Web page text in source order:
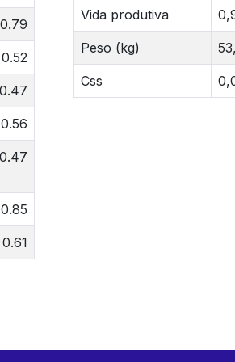
0.79
0.52
0.47
0.56
0.85
0.61
Vida produtiva
Peso (kg)
Css